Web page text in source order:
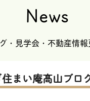
News
・見学会・不動産情報
まい庵髙山ブロ